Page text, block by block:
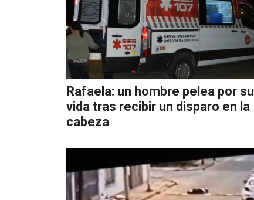
Rafaela: un hombre pelea por su
vida tras recibir un disparo en la
cabeza